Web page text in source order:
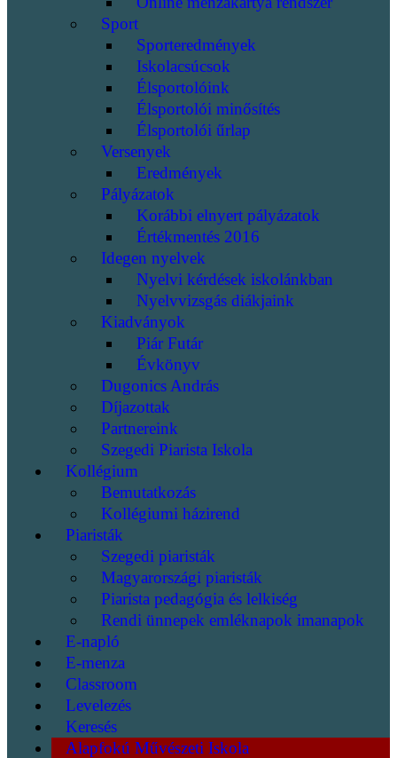
Sport
Sporteredmények
Iskolacsúcsok
Élsportolóink
Élsportolói minősítés
Élsportolói űrlap
Versenyek
Eredmények
Pályázatok
Korábbi elnyert pályázatok
Értékmentés 2016
Idegen nyelvek
Nyelvi kérdések iskolánkban
Nyelvvizsgás diákjaink
Kiadványok
Piár Futár
Évkönyv
Dugonics András
Díjazottak
Partnereink
Szegedi Piarista Iskola
Kollégium
Bemutatkozás
Kollégiumi házirend
Piaristák
Szegedi piaristák
Magyarországi piaristák
Piarista pedagógia és lelkiség
Rendi ünnepek emléknapok imanapok
E-napló
E-menza
Classroom
Levelezés
Keresés
Alapfokú Művészeti Iskola